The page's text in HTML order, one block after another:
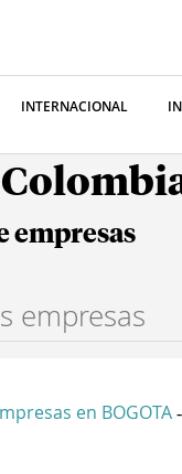
INTERNACIONAL
empresas
en BOGOTA -